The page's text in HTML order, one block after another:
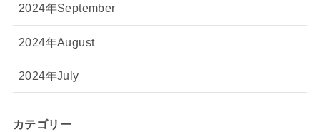
2024年September
2024年August
2024年July
カテゴリー